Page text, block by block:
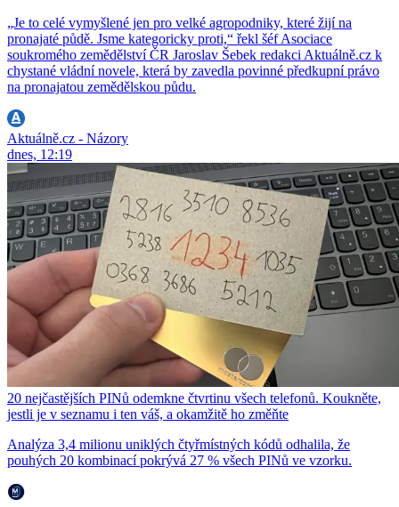
„Je to celé vymyšlené jen pro velké agropodniky, které žijí na
pronajaté půdě. Jsme kategoricky proti,“ řekl šéf Asociace
soukromého zemědělství ČR Jaroslav Šebek redakci Aktuálně.cz k
chystané vládní novele, která by zavedla povinné předkupní právo
na pronajatou zemědělskou půdu.
Aktuálně.cz - Názory
dnes, 12:19
20 nejčastějších PINů odemkne čtvrtinu všech telefonů. Koukněte,
jestli je v seznamu i ten váš, a okamžitě ho změňte
Analýza 3,4 milionu uniklých čtyřmístných kódů odhalila, že
pouhých 20 kombinací pokrývá 27 % všech PINů ve vzorku.